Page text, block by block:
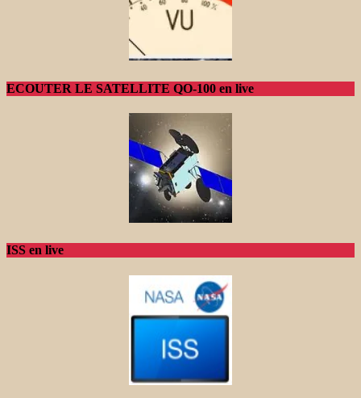
ECOUTER LE SATELLITE QO-100 en live
ISS en live